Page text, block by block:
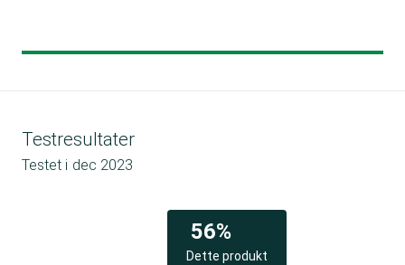
Testresultater
Testet i dec 2023
Dette produkt
56%